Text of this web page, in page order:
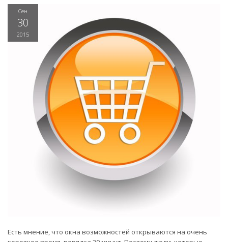
Сен
30
2015
Есть мнение, что окна возможностей открываются на очень